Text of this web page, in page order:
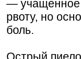
— учащенное
рвоту, но
боль.